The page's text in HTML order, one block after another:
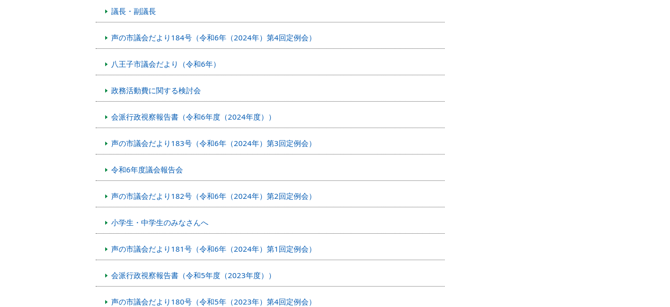
議長・副議長
声の市議会だより184号（令和6年（2024年）第4回定例会）
八王子市議会だより（令和6年）
政務活動費に関する検討会
会派行政視察報告書（令和6年度（2024年度））
声の市議会だより183号（令和6年（2024年）第3回定例会）
令和6年度議会報告会
声の市議会だより182号（令和6年（2024年）第2回定例会）
小学生・中学生のみなさんへ
声の市議会だより181号（令和6年（2024年）第1回定例会）
会派行政視察報告書（令和5年度（2023年度））
声の市議会だより180号（令和5年（2023年）第4回定例会）